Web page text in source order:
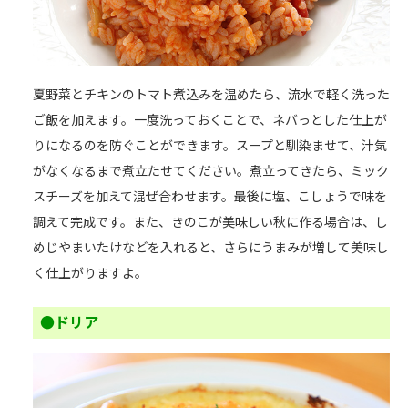
夏野菜とチキンのトマト煮込みを温めたら、流水で軽く洗った
ご飯を加えます。一度洗っておくことで、ネバっとした仕上が
りになるのを防ぐことができます。スープと馴染ませて、汁気
がなくなるまで煮立たせてください。煮立ってきたら、ミック
スチーズを加えて混ぜ合わせます。最後に塩、こしょうで味を
調えて完成です。また、きのこが美味しい秋に作る場合は、し
めじやまいたけなどを入れると、さらにうまみが増して美味し
く仕上がりますよ。
●ドリア